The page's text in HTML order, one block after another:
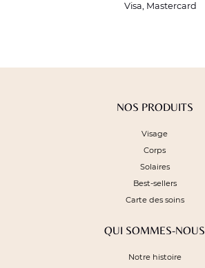
Visa, Mastercard
NOS PRODUITS
Visage
Corps
Solaires
Best-sellers
Carte des soins
QUI SOMMES-NOUS
Notre histoire